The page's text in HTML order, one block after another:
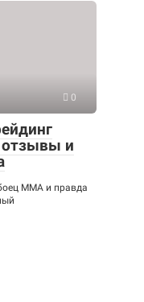
0
и
ММА и правда